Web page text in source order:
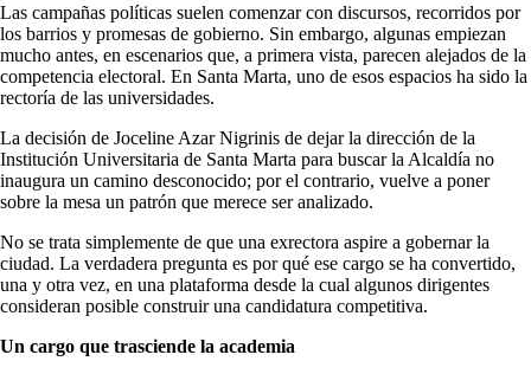
Las campañas políticas suelen comenzar con discursos, recorridos por
los barrios y promesas de gobierno. Sin embargo, algunas empiezan
mucho antes, en escenarios que, a primera vista, parecen alejados de la
competencia electoral. En Santa Marta, uno de esos espacios ha sido la
rectoría de las universidades.
La decisión de Joceline Azar Nigrinis de dejar la dirección de la
Institución Universitaria de Santa Marta para buscar la Alcaldía no
inaugura un camino desconocido; por el contrario, vuelve a poner
sobre la mesa un patrón que merece ser analizado.
No se trata simplemente de que una exrectora aspire a gobernar la
ciudad. La verdadera pregunta es por qué ese cargo se ha convertido,
una y otra vez, en una plataforma desde la cual algunos dirigentes
consideran posible construir una candidatura competitiva.
Un cargo que trasciende la academia